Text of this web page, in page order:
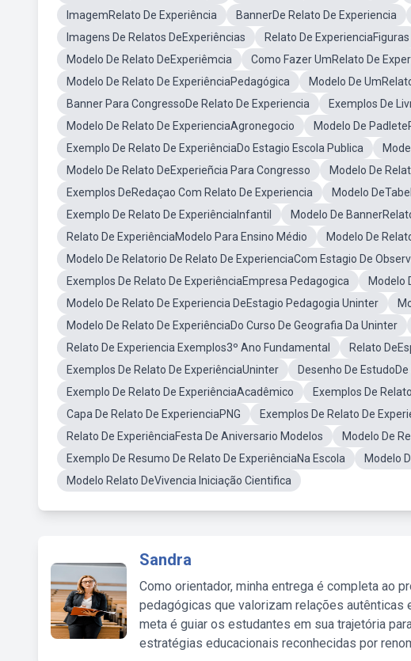
ImagemRelato De Experiência
BannerDe Relato De Experiencia
Imagens De Relatos DeExperiências
Relato De ExperienciaFiguras
Modelo De Relato DeExperiêmcia
Como Fazer UmRelato De
Modelo De Relato De ExperiênciaPedagógica
Modelo De
Banner Para CongressoDe Relato De Experiencia
Exemplos De
Modelo De Relato De ExperienciaAgronegocio
Modelo De
Exemplo De Relato De ExperiênciaDo Estagio Escola Publica
Modelo De Relato DeExperieñcia Para Congresso
Modelo De
Exemplos DeRedaçao Com Relato De Experiencia
Modelo
Exemplo De Relato De ExperiênciaInfantil
Modelo De
Relato De ExperiênciaModelo Para Ensino Médio
Modelo De
Modelo De Relatorio De Relato De ExperienciaCom Estagio De
Exemplos De Relato De ExperiênciaEmpresa Pedagogica
Modelo
Modelo De Relato De Experiencia DeEstagio Pedagogia Uninter
Modelo De Relato De ExperiênciaDo Curso De Geografia Da Uninter
Relato De Experiencia Exemplos3º Ano Fundamental
Relato
Exemplos De Relato De ExperiênciaUninter
Desenho De
Exemplo De Relato De ExperiênciaAcadêmico
Exemplos De
Capa De Relato De ExperienciaPNG
Exemplos De Relato De
Relato De ExperiênciaFesta De Aniversario Modelos
Modelo De
Exemplo De Resumo De Relato De ExperiênciaNa Escola
Modelo
Modelo Relato DeVivencia Iniciação Cientifica
Sandra
Como orientador, minha entrega é completa ao
pedagógicas que valorizam relações
meta é guiar os estudantes em sua trajetória
estratégias educacionais reconhecidas por